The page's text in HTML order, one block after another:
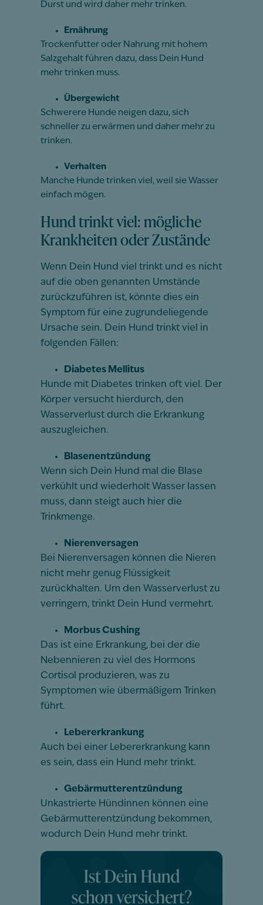
Durst und wird daher mehr trinken.
Ernährung
Trockenfutter oder Nahrung mit hohem
Salzgehalt führen dazu, dass Dein Hund
mehr trinken muss.
Übergewicht
Schwerere Hunde neigen dazu, sich
schneller zu erwärmen und daher mehr zu
trinken.
Verhalten
Manche Hunde trinken viel, weil sie Wasser
einfach mögen.
Hund trinkt viel: mögliche
Krankheiten oder Zustände
Wenn Dein Hund viel trinkt und es nicht
auf die oben genannten Umstände
zurückzuführen ist, könnte dies ein
Symptom für eine zugrundeliegende
Ursache sein. Dein Hund trinkt viel in
folgenden Fällen:
Diabetes Mellitus
Hunde mit Diabetes trinken oft viel . Der
Körper versucht hierdurch, den
Wasserverlust durch die Erkrankung
auszugleichen.
Blasenentzündung
Wenn sich Dein Hund mal die Blase
verkühlt und wiederholt Wasser lassen
muss, dann steigt auch hier die
Trinkmenge.
Nierenversagen
Bei Nierenversagen können die Nieren
nicht mehr genug Flüssigkeit
zurückhalten. Um den Wasserverlust zu
verringern, trinkt Dein Hund vermehrt.
Morbus Cushing
Das ist eine Erkrankung, bei der die
Nebennieren zu viel des Hormons
Cortisol produzieren, was zu
Symptomen wie übermäßigem Trinken
führt.
Lebererkrankung
Auch bei einer Lebererkrankung kann
es sein, dass ein Hund mehr trinkt.
Gebärmutterentzündung
Unkastrierte Hündinnen können eine
Gebärmutterentzündung bekommen,
wodurch Dein Hund mehr trinkt.